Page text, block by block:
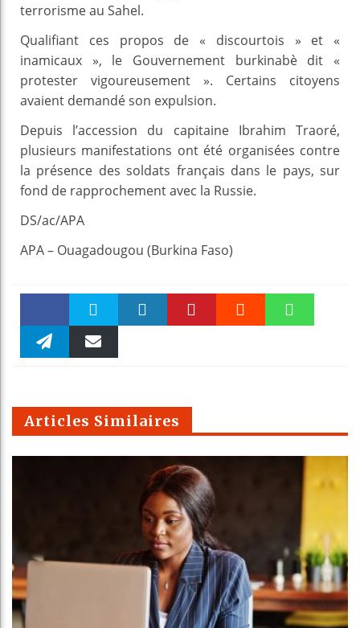
terrorisme au Sahel.
Qualifiant ces propos de « discourtois » et «
inamicaux », le Gouvernement burkinabè dit «
protester vigoureusement ». Certains citoyens
avaient demandé son expulsion.
Depuis l’accession du capitaine Ibrahim Traoré,
plusieurs manifestations ont été organisées contre
la présence des soldats français dans le pays, sur
fond de rapprochement avec la Russie.
DS/ac/APA
APA – Ouagadougou (Burkina Faso)
Faceboo Twitter
m
Articles Similaires